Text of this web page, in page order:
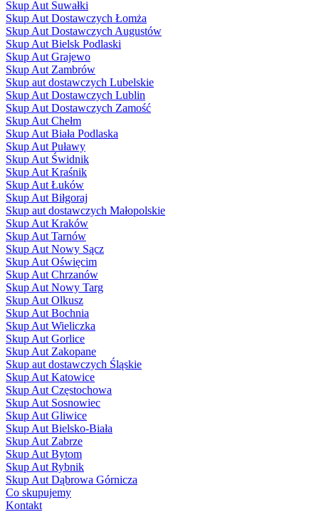
Skup Aut Suwałki
Skup Aut Dostawczych Łomża
Skup Aut Dostawczych Augustów
Skup Aut Bielsk Podlaski
Skup Aut Grajewo
Skup Aut Zambrów
Skup aut dostawczych Lubelskie
Skup Aut Dostawczych Lublin
Skup Aut Dostawczych Zamość
Skup Aut Chełm
Skup Aut Biała Podlaska
Skup Aut Puławy
Skup Aut Świdnik
Skup Aut Kraśnik
Skup Aut Łuków
Skup Aut Biłgoraj
Skup aut dostawczych Małopolskie
Skup Aut Kraków
Skup Aut Tarnów
Skup Aut Nowy Sącz
Skup Aut Oświęcim
Skup Aut Chrzanów
Skup Aut Nowy Targ
Skup Aut Olkusz
Skup Aut Bochnia
Skup Aut Wieliczka
Skup Aut Gorlice
Skup Aut Zakopane
Skup aut dostawczych Śląskie
Skup Aut Katowice
Skup Aut Częstochowa
Skup Aut Sosnowiec
Skup Aut Gliwice
Skup Aut Bielsko-Biała
Skup Aut Zabrze
Skup Aut Bytom
Skup Aut Rybnik
Skup Aut Dąbrowa Górnicza
Co skupujemy
Kontakt